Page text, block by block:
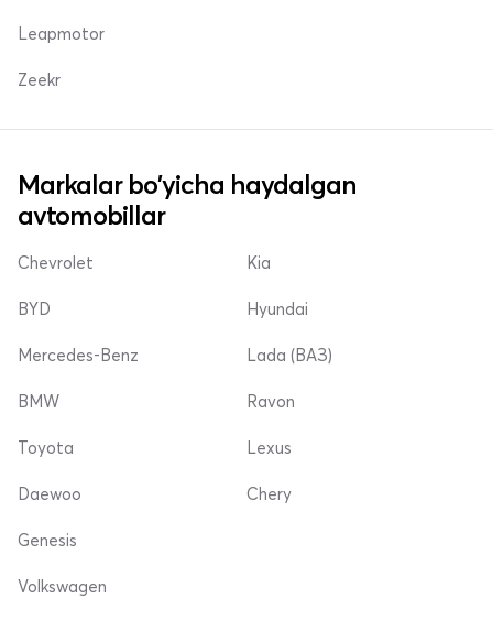
Leapmotor
Zeekr
Markalar bo'yicha haydalgan
avtomobillar
Chevrolet
BYD
Mercedes-Benz
Kia
Hyundai
Lada (ВАЗ)
BMW
Toyota
Daewoo
Ravon
Lexus
Chery
Genesis
Volkswagen